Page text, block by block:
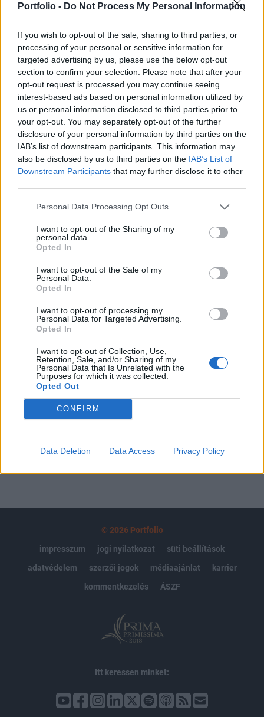
Portfolio - Do Not Process My Personal Information
If you wish to opt-out of the sale, sharing to third parties, or
processing of your personal or sensitive information for
targeted advertising by us, please use the below opt-out
section to confirm your selection. Please note that after your
opt-out request is processed you may continue seeing
interest-based ads based on personal information utilized by
us or personal information disclosed to third parties prior to
your opt-out. You may separately opt-out of the further
disclosure of your personal information by third parties on the
IAB’s list of downstream participants. This information may
also be disclosed by us to third parties on the IAB’s List of
Downstream Participants that may further disclose it to other
Personal Data Processing Opt Outs
I want to opt-out of the Sharing of my
personal data.
Opted In
I want to opt-out of the Sale of my
Personal Data.
Opted In
I want to opt-out of processing my
Personal Data for Targeted Advertising.
Opted In
I want to opt-out of Collection, Use,
Retention, Sale, and/or Sharing of my
Personal Data that Is Unrelated with the
Purposes for which it was collected.
Opted Out
CONFIRM
Data Deletion Data Access Privacy Policy
a Portfolionak adott exkluzív interjúban Steen
szakember a múlt héten mindenkit
megdöbbentett azzal a jóslatával, hogy jövőre
akár az EU-kilépés mellett is dönthet a magyar
kormány, ennek hátteréről kérdeztük most.
A múlt héten sokkolt minket azzal, hogy szokásos éves
meghökkentő előrejelzései közé bekerült az is, hogy
Magyarország 2020-ban lépéseket tehet az EU-ból való
kilépés felé és 375-ig zuhanhat a forint az euróval
szemben. Mekkora lehet ennek a reális esélye? Nagyon
szerintem...
KEDVES OLVASÓNK!
A keresett cikk a portfolio.hu hírarchívumához
tartozik, melynek olvasása előfizetéses
Az előfizetés a következőket tartalmazza:
Portfolio.hu teljes cikkarchívum
Kötéslisták: BÉT elmúlt 2 év napon belüli
kötéslistái
© 2026 Portfolio
impresszum
jogi nyilatkozat
süti beállítások
adatvédelem
szerzői jogok médiaajánlat
karrier
kommentkezelés
ÁSZF
Itt keressen minket: